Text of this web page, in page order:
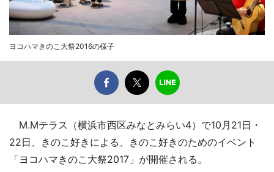
ヨコハマきのこ大祭2016の様子
M.Mテラス（横浜市西区みなとみらい4）で10月21日・
22日、きのこ好きによる、きのこ好きのためのイベント
「ヨコハマきのこ大祭2017」が開催される。